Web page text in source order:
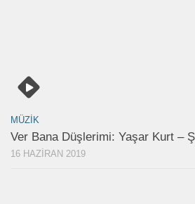
MÜZIK
Ver Bana Düşlerimi: Yaşar Kurt –
16 HAZIRAN 2019